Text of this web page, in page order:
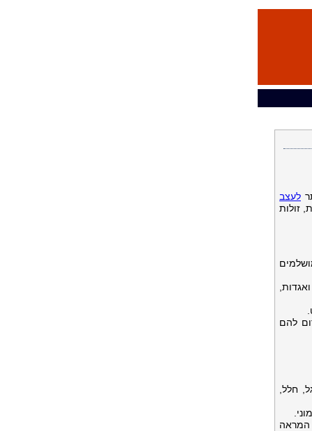
לעצב
זולות
להם
חלל,
המראה